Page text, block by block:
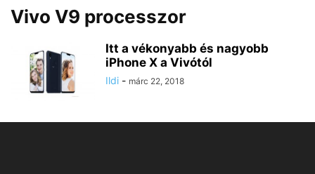
Vivo V9 processzor
Itt a vékonyabb és nagyobb
iPhone X a Vivótól
Ildi - márc 22, 2018